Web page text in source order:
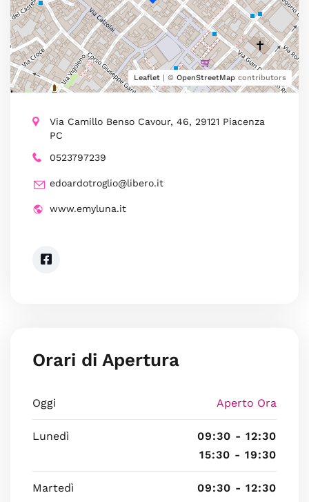
Leaflet | © OpenStreetMap contributors
Via Camillo Benso Cavour, 46, 29121 Piacenza
PC
0523797239
edoardotroglio@libero.it
www.emyluna.it
Orari di Apertura
Oggi Aperto Ora
Lunedì
09:30 - 12:30
15:30 - 19:30
Martedì
09:30 - 12:30